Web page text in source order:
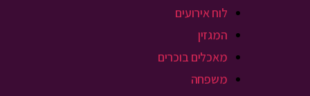
לוח אירועים
המגזין
מאכלים בוכרים
משפחה